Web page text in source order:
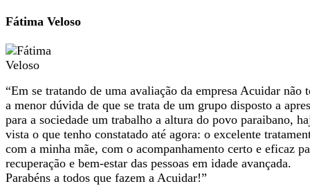
Fátima Veloso
“Em se tratando de uma avaliação da empresa Acuidar não
a menor dúvida de que se trata de um grupo disposto a
para a sociedade um trabalho a altura do povo paraibano,
vista o que tenho constatado até agora: o excelente
com a minha mãe, com o acompanhamento certo e eficaz
recuperação e bem-estar das pessoas em idade avançada.
Parabéns a todos que fazem a Acuidar!”